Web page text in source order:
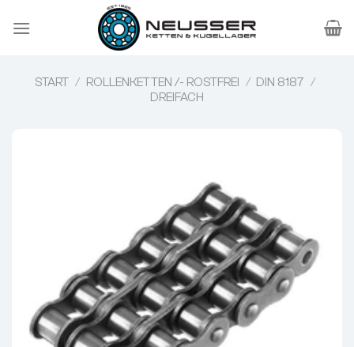
Inhalt
START / ROLLENKETTEN /- ROSTFREI / DIN 8187 /
DREIFACH